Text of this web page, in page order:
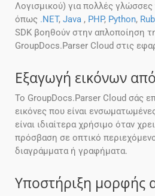
Λογισμικού) για πολλές
όπως .NET, Java , PHP, Python,
SDK βοηθούν στην απλοποίηση
GroupDocs.Parser Cloud στις
Εξαγωγή εικόνων
Το GroupDocs.Parser Cloud σάς
εικόνες που είναι
είναι ιδιαίτερα χρήσιμο όταν
πρόσβαση σε οπτικό
διαγράμματα ή γραφήματα.
Υποστήριξη μορφής